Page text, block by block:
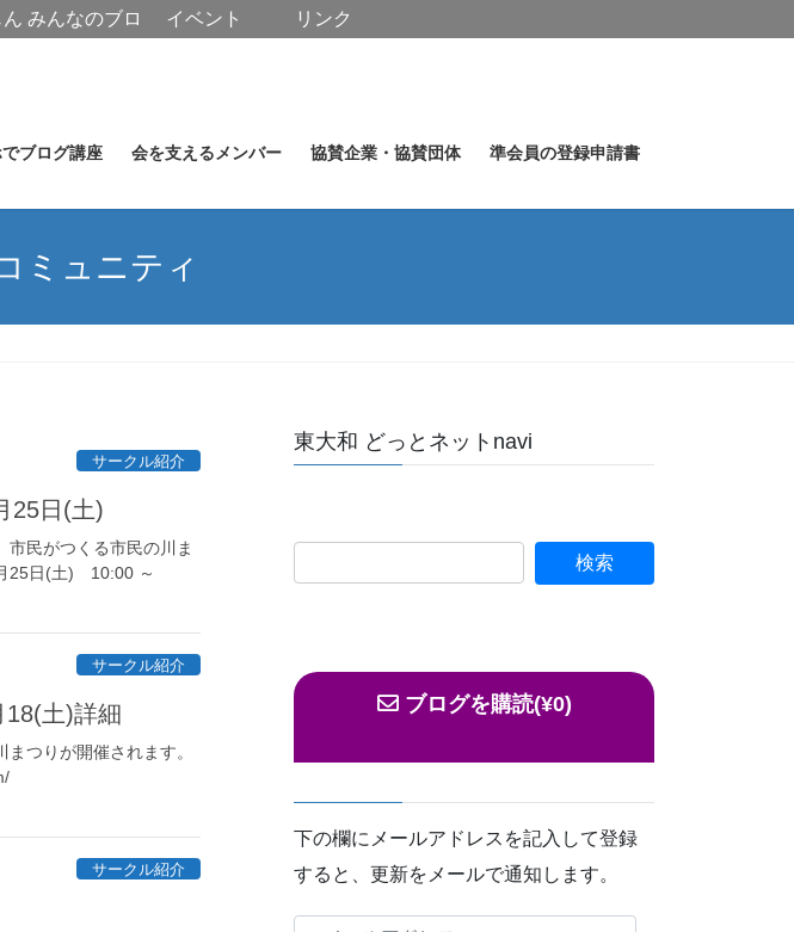
でブログ講座 会を支えるメンバー 協賛企業・協賛団体 準会員の登録申請書
ミュニティ
サークル紹介
25日(土)
民がつくる市民の川ま
月25日(土) 10:00 ～
サークル紹介
土)詳細
つりが開催されます。
サークル紹介
東大和 どっとネットnavi
ブログを購読(¥0)
下の欄にメールアドレスを記入して登録
すると、更新をメールで通知します。
みんなのブロ
イベント リンク